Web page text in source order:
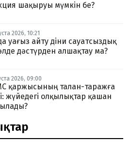
шақыруы мүмкін бе?
2026, 10:21
уағыз айту діни сауатсыздық
дәстүрден алшақтау ма?
2026, 09:00
қаржысының талан-таражға
жүйедегі олқылықтар қашан